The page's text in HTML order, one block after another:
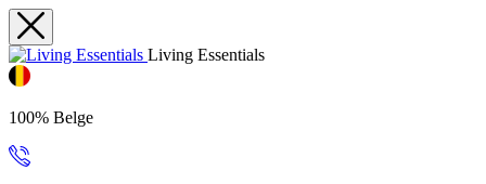
Living Essentials
100% Belge